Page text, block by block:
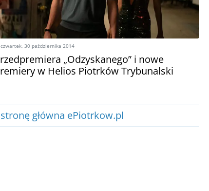
30 października 2014
„Odzyskanego” i nowe
w Helios Piotrków Trybunalski
główna ePiotrkow.pl